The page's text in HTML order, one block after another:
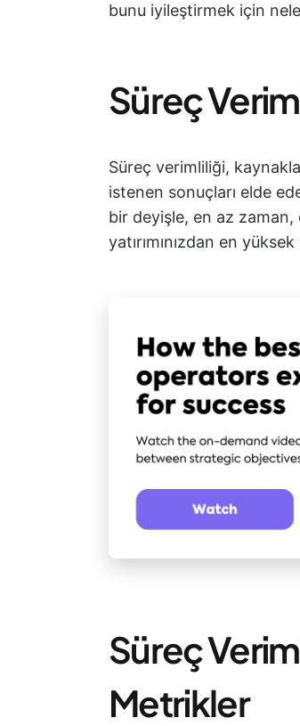
bunu iyileştirmek için
Süreç
Süreç verimliliği,
istenen sonuçları elde
bir deyişle, en az
yatırımınızdan en
Süreç
Metrikler